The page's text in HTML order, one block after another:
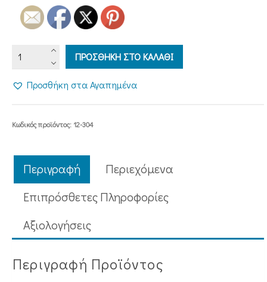
ΜΕΓΑΛΟΜΑΡΤΥΣ
ΑΓΙΟΣ
ΝΕΑΣ
ποσότητα
ΠΡΟΣΘΗΚΗ ΣΤΟ ΚΑΛΑΘΙ
Προσθήκη στα Αγαπημένα
Κωδικός προϊόντος: 12-304
Περιγραφή
Περιεχόμενα
Επιπρόσθετες Πληροφορίες
Aξιολογήσεις
Περιγραφή Προϊόντος